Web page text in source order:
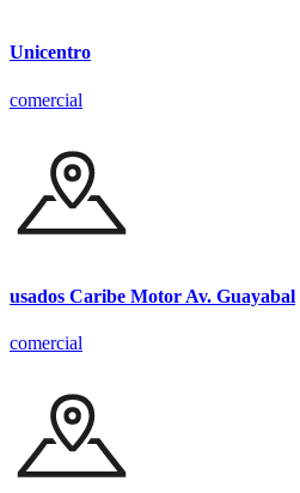
Unicentro
comercial
usados Caribe Motor Av. Guayabal
comercial